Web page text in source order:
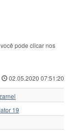
pode clicar nos
02.05.2020 07:51:20
19